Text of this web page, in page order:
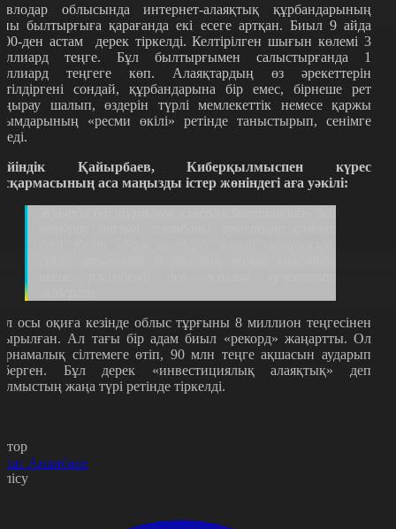
облысында интернет-алаяқтық құрбандарының
былтырғыға қарағанда екі есеге артқан. Биыл 9 айда
ден астам дерек тіркелді. Келтірілген шығын көлемі 3
теңге. Бұл былтырғымен салыстырғанда 1
теңгеге көп. Алаяқтардың өз әрекеттерін
сондай, құрбандарына бір емес, бірнеше рет
шалып, өздерін түрлі мемлекеттік немесе қаржы
«ресми өкілі» ретінде таныстырып, сенімге
Қайырбаев, Киберқылмыспен күрес
аса маңызды істер жөніндегі аға уәкілі:
осы оқиға кезінде облыс тұрғыны 8 миллион теңгесінен
Ал тағы бір адам биыл «рекорд» жаңартты. Ол
сілтемеге өтіп, 90 млн теңге ақшасын аударып
Бұл дерек «инвестициялық алаяқтық» деп
жаңа түрі ретінде тіркелді.
Аманбаев